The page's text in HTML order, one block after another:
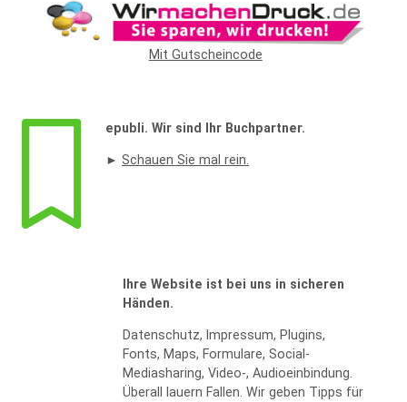
Mit Gutscheincode
epubli. Wir sind Ihr Buchpartner.
►Schauen Sie mal rein.
Ihre Website ist bei uns in sicheren
Händen.
Datenschutz, Impressum, Plugins,
Fonts, Maps, Formulare, Social-
Mediasharing, Video-, Audioeinbindung.
Überall lauern Fallen. Wir geben Tipps für
Widerrufsformular
WIDERRUF BESTÄTIGEN